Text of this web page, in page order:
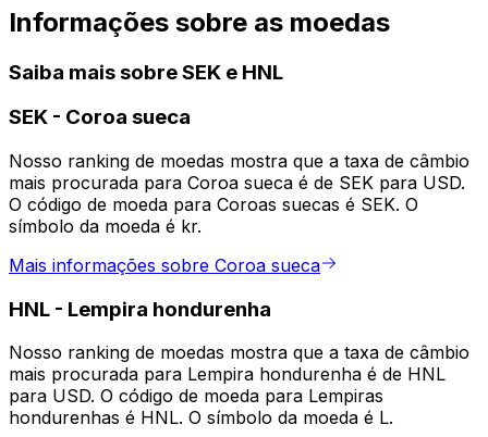
Informações sobre as moedas
Saiba mais sobre SEK e HNL
SEK - Coroa sueca
Nosso ranking de moedas mostra que a taxa de câmbio
mais procurada para Coroa sueca é de SEK para USD.
O código de moeda para Coroas suecas é SEK. O
símbolo da moeda é kr.
Mais informações sobre Coroa sueca
HNL - Lempira hondurenha
Nosso ranking de moedas mostra que a taxa de câmbio
mais procurada para Lempira hondurenha é de HNL
para USD. O código de moeda para Lempiras
hondurenhas é HNL. O símbolo da moeda é L.